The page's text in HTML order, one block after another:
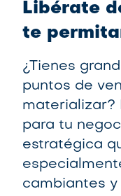
Libérate
te
¿Tienes
puntos de
materializar?
para tu
estratégica
cambiantes